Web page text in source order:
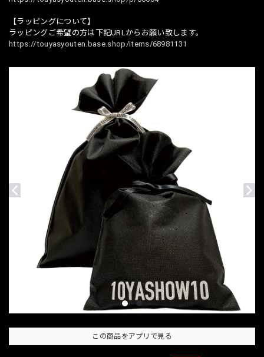
【ラッピングについて】
ラッピングご希望の方は下記URLからお願い致します。
https://touyasyouten.base.shop/items/68981131
この商品をアプリで見る